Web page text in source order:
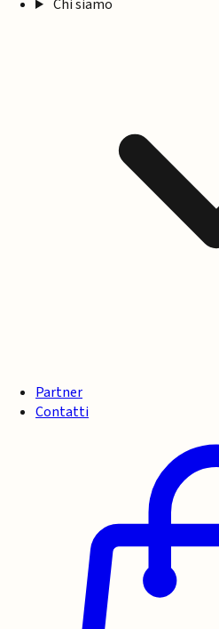
Chi siamo
Partner
Contatti